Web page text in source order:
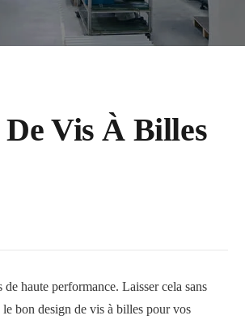
Vis À Billes
haute performance. Laisser cela sans
bon design de vis à billes pour vos